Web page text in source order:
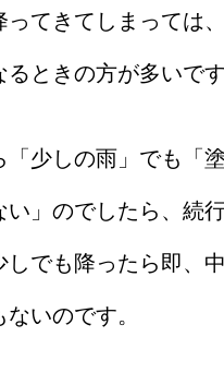
ってきてしまっては
ときの方が多いです
「少しの雨」でも「
い」のでしたら、続
しでも降ったら即、
いのです。